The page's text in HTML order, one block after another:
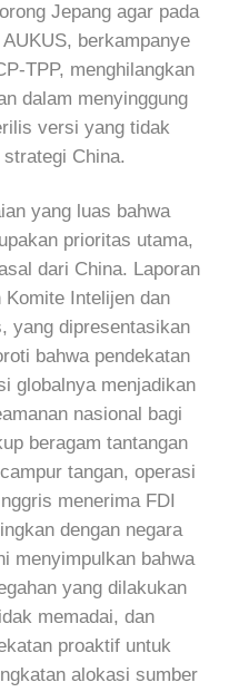
Jepang agar pada
berkampanye
TPP, menghilangkan
dalam menyinggung
versi yang tidak
China.
yang luas bahwa
prioritas utama,
dari China. Laporan
Komite Intelijen dan
yang dipresentasikan
bahwa pendekatan
globalnya menjadikan
nasional bagi
beragam tantangan
tangan, operasi
menerima FDI
dengan negara
menyimpulkan bahwa
yang dilakukan
memadai, dan
proaktif untuk
alokasi sumber